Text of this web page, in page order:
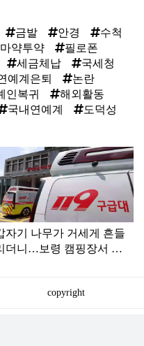
금발 안경
수척
마약투약
필로폰
세금체납
국세청
예계은퇴
논란
인복귀
해외활동
국내연예계
도덕성
자기 나무가 거세게 흔들
더니…보령 캠핑장서 일
copyright